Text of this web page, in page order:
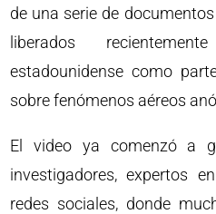
de una serie de
liberados
estadounidense como
sobre fenómenos aéreos
El video ya comenzó a
investigadores, expertos
redes sociales, donde